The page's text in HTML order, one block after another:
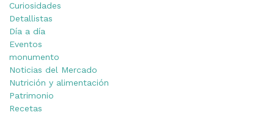
Curiosidades
Detallistas
Día a día
Eventos
monumento
Noticias del Mercado
Nutrición y alimentación
Patrimonio
Recetas